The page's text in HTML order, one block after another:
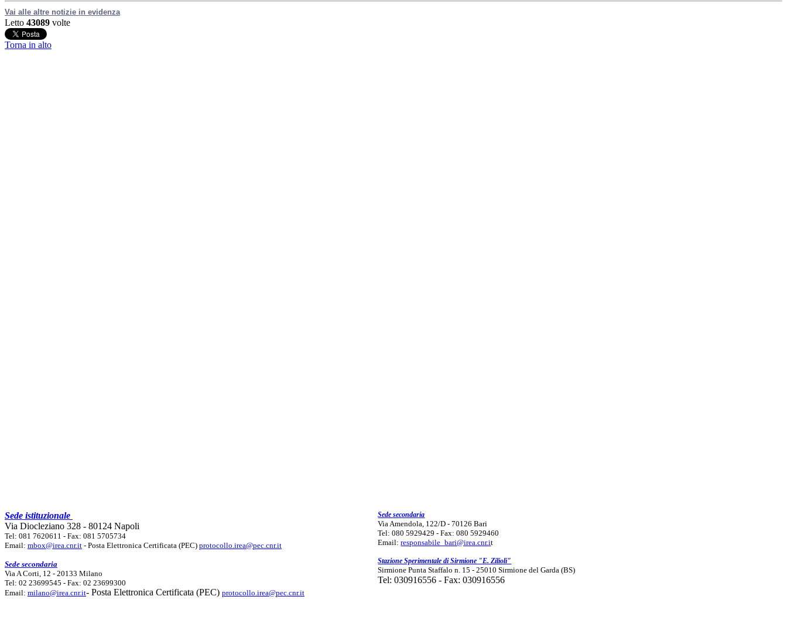
Vai alle altre notizie in evidenza
Letto 43089 volte
Torna in alto
Sede istituzionale
Via Diocleziano 328 - 80124 Napoli
Tel: 081 7620611 - Fax: 081 5705734
Email: mbox@irea.cnr.it - Posta Elettronica Certificata (PEC) protocollo.irea@pec.cnr.it
Sede secondaria
Via A Corti, 12 - 20133 Milano
Tel: 02 23699545 - Fax: 02 23699300
Email: milano@irea.cnr.it- Posta Elettronica Certificata (PEC) protocollo.irea@pec.cnr.it
Sede secondaria
Via Amendola, 122/D - 70126 Bari
Tel: 080 5929429 - Fax: 080 5929460
Email:responsabile_bari@irea.cnr.it
Stazione Sperimentale di Sirmione "E. Zilioli"
Sirmione Punta Staffalo n. 15 - 25010 Sirmione del Garda (BS)
Tel: 030916556 - Fax: 030916556